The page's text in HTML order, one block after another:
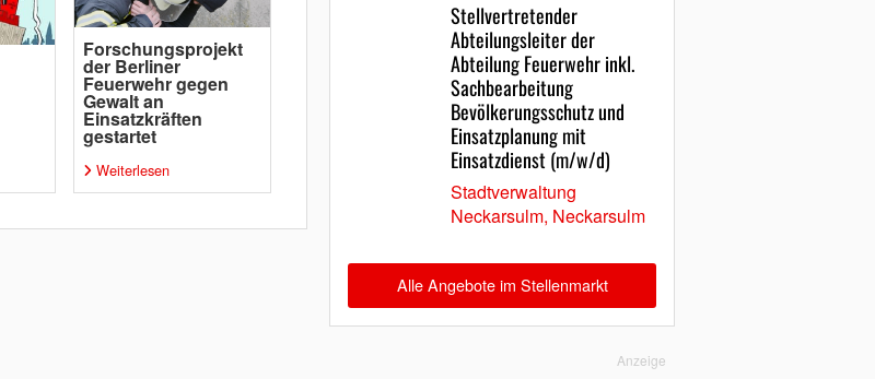
Forschungsprojekt
der Berliner
Feuerwehr gegen
Gewalt an
Einsatzkräften
gestartet
Weiterlesen
Stellvertretender
Abteilungsleiter der
Abteilung Feuerwehr inkl.
Sachbearbeitung
Bevölkerungsschutz und
Einsatzplanung mit
Einsatzdienst (m/w/d)
Stadtverwaltung
Neckarsulm, Neckarsulm
Alle Angebote im Stellenmarkt
Anzeige